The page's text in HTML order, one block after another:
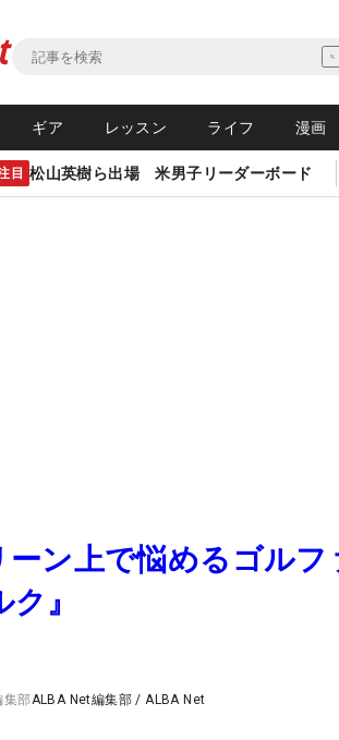
ギア レッスン ライフ 漫画
目 松山英樹ら出場 米男子リーダーボード
ーン上で悩めるゴル
』
集部ALBA Net編集部 /ALBA Net